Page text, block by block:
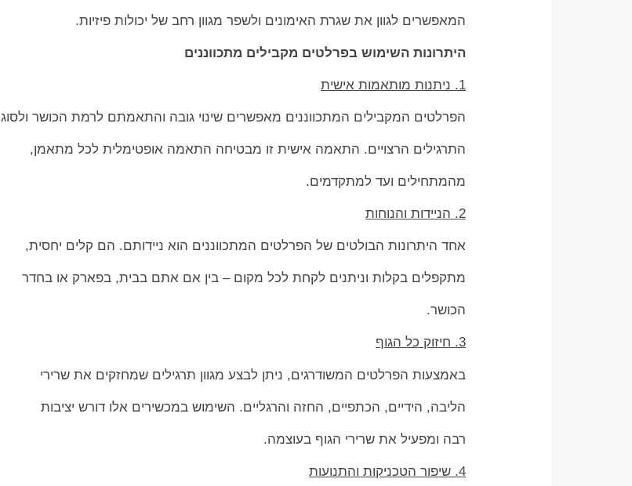
המאפשרים לגוון את שגרת האימונים ולשפר מגוון רחב של יכולות פיזיות.
היתרונות השימוש בפרלטים מקבילים מתכווננים
1. ניתנות מותאמות אישית
הפרלטים המקבילים המתכווננים מאפשרים שינוי גובה והתאמתם לרמת הכושר ולסוג
התרגילים הרצויים. התאמה אישית זו מבטיחה התאמה אופטימלית לכל מתאמן,
מהמתחילים ועד למתקדמים.
2. הניידות והנוחות
אחד היתרונות הבולטים של הפרלטים המתכווננים הוא ניידותם. הם קלים יחסית,
מתקפלים בקלות וניתנים לקחת לכל מקום – בין אם אתם בבית, בפארק או בחדר
הכושר.
3. חיזוק כל הגוף
באמצעות הפרלטים המשודרגים, ניתן לבצע מגוון תרגילים שמחזקים את שרירי
הליבה, הידיים, הכתפיים, החזה והרגליים. השימוש במכשירים אלו דורש יציבות
רבה ומפעיל את שרירי הגוף בעוצמה.
4. שיפור הטכניקות והתנועות